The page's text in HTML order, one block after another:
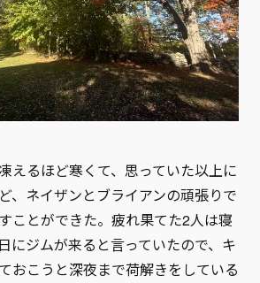
えるほど寒くて、思っていた以上に
、ネイザンとブライアンの頑張りで
ことができた。疲れ果てた2人は寝
にジムが来ると言っていたので、キ
おこうと深夜まで荷解きをしている